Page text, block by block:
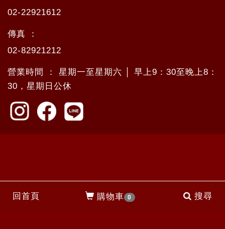
回首頁 購物車 0 搜尋
02-22921612
傳真 ：
02-82921212
營業時間 ： 星期一至星期六 │ 早上9：30至晚上8：
30，星期日公休